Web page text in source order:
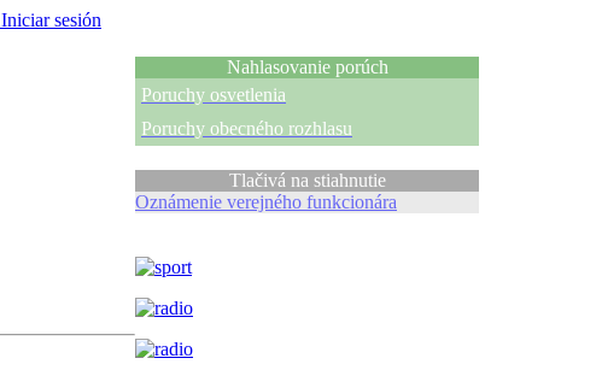
Iniciar sesión
Nahlasovanie porúch
Poruchy osvetlenia
Poruchy obecného rozhlasu
Tlačivá na stiahnutie
Oznámenie verejného funkcionára